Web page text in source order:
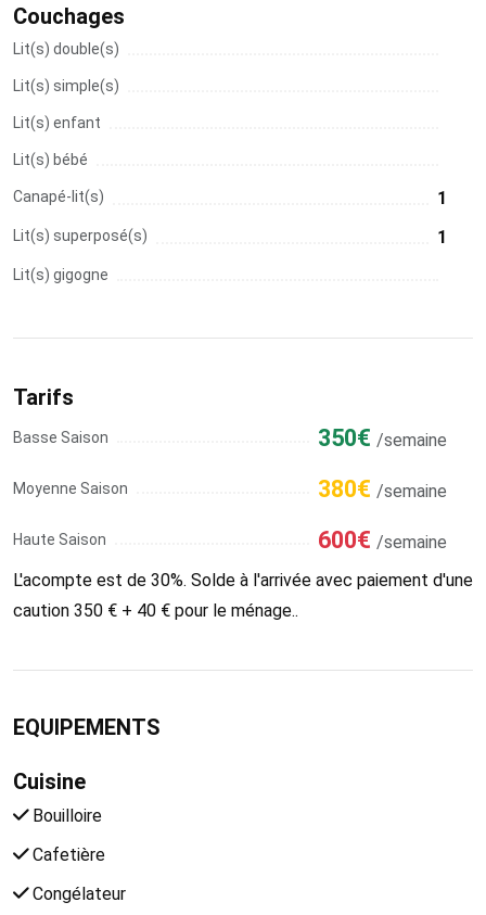
Couchages
Lit(s) double(s)
Lit(s) simple(s)
Lit(s) enfant
Lit(s) bébé
Canapé-lit(s) 1
Lit(s) superposé(s) 1
Lit(s) gigogne
Tarifs
Basse Saison 350€ /semaine
Moyenne Saison 380€ /semaine
Haute Saison 600€ /semaine
L'acompte est de 30%. Solde à l'arrivée avec paiement d'une
caution 350 € + 40 € pour le ménage..
EQUIPEMENTS
Cuisine
Bouilloire
Cafetière
Congélateur